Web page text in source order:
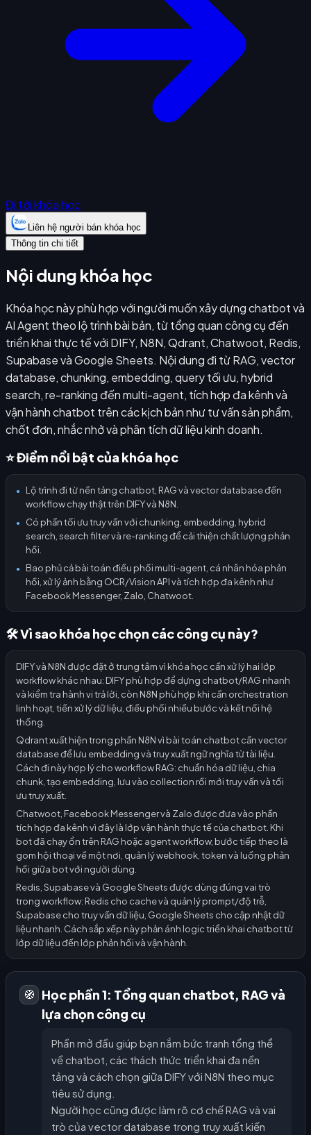
Đi tới khóa học
Liên hệ người bán khóa học
Thông tin chi tiết
Nội dung khóa học
Khóa học này phù hợp với người muốn xây dựng chatbot và
AI Agent theo lộ trình bài bản, từ tổng quan công cụ đến
triển khai thực tế với DIFY, N8N, Qdrant, Chatwoot, Redis,
Supabase và Google Sheets. Nội dung đi từ RAG, vector
database, chunking, embedding, query tối ưu, hybrid
search, re-ranking đến multi-agent, tích hợp đa kênh và
vận hành chatbot trên các kịch bản như tư vấn sản phẩm,
chốt đơn, nhắc nhở và phân tích dữ liệu kinh doanh.
⭐ Điểm nổi bật của khóa học
●
Lộ trình đi từ nền tảng chatbot, RAG và vector database đến
workflow chạy thật trên DIFY và N8N.
●
Có phần tối ưu truy vấn với chunking, embedding, hybrid
search, search filter và re-ranking để cải thiện chất lượng phản
hồi.
●
Bao phủ cả bài toán điều phối multi-agent, cá nhân hóa phản
hồi, xử lý ảnh bằng OCR/Vision API và tích hợp đa kênh như
Facebook Messenger, Zalo, Chatwoot.
🛠️ Vì sao khóa học chọn các công cụ này?
DIFY và N8N được đặt ở trung tâm vì khóa học cần xử lý hai lớp
workflow khác nhau: DIFY phù hợp để dựng chatbot/RAG nhanh
và kiểm tra hành vi trả lời, còn N8N phù hợp khi cần orchestration
linh hoạt, tiền xử lý dữ liệu, điều phối nhiều bước và kết nối hệ
thống.
Qdrant xuất hiện trong phần N8N vì bài toán chatbot cần vector
database để lưu embedding và truy xuất ngữ nghĩa từ tài liệu.
Cách đi này hợp lý cho workflow RAG: chuẩn hóa dữ liệu, chia
chunk, tạo embedding, lưu vào collection rồi mới truy vấn và tối
ưu truy xuất.
Chatwoot, Facebook Messenger và Zalo được đưa vào phần
tích hợp đa kênh vì đây là lớp vận hành thực tế của chatbot. Khi
bot đã chạy ổn trên RAG hoặc agent workflow, bước tiếp theo là
gom hội thoại về một nơi, quản lý webhook, token và luồng phản
hồi giữa bot với người dùng.
Redis, Supabase và Google Sheets được dùng đúng vai trò
trong workflow: Redis cho cache và quản lý prompt/độ trễ,
Supabase cho truy vấn dữ liệu, Google Sheets cho cập nhật dữ
liệu nhanh. Cách sắp xếp này phản ánh logic triển khai chatbot từ
lớp dữ liệu đến lớp phản hồi và vận hành.
🧭 Học phần 1: Tổng quan chatbot, RAG và
lựa chọn công cụ
Phần mở đầu giúp bạn nắm bức tranh tổng thể
về chatbot, các thách thức triển khai đa nền
tảng và cách chọn giữa DIFY với N8N theo mục
tiêu sử dụng.
Người học cũng được làm rõ cơ chế RAG và vai
trò của vector database trong truy xuất kiến